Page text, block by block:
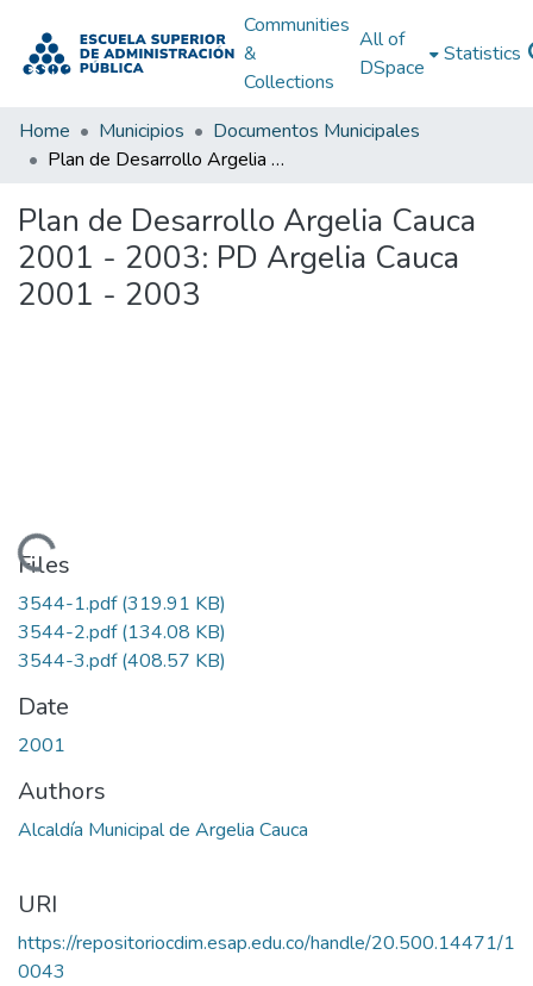
Communities
&
Collections
All of
DSpace
Statistics
Home Municipios
Documentos Municipales
Plan de Desarrollo Argelia Cauca 2001 - 2003: PD Argelia Cauca 2001 - 2003
Plan de Desarrollo Argelia Cauca
2001 - 2003: PD Argelia Cauca
2001 - 2003
Loading...
Files
3544-1.pdf(319.91 KB)
3544-2.pdf(134.08 KB)
3544-3.pdf(408.57 KB)
Date
2001
Authors
Alcaldía Municipal de Argelia Cauca
URI
https://repositoriocdim.esap.edu.co/handle/20.500.14471/1
0043